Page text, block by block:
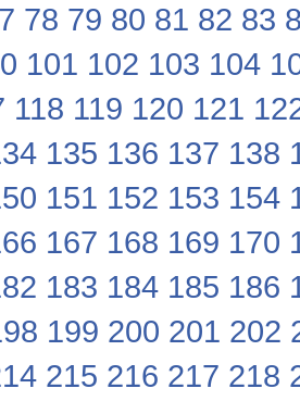
78 79 80 81 82 83
101 102 103 104
118 119 120 121
135 136 137 138
151 152 153 154
167 168 169 170
183 184 185 186
199 200 201 202
215 216 217 218